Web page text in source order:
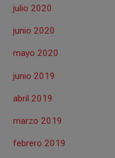
julio 2020
junio 2020
mayo 2020
junio 2019
abril 2019
marzo 2019
febrero 2019